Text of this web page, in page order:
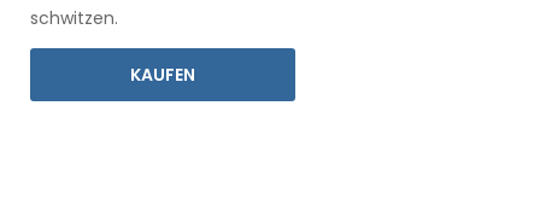
schwitzen.
KAUFEN